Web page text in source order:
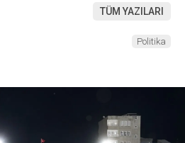
TÜM YAZILARI
Politika